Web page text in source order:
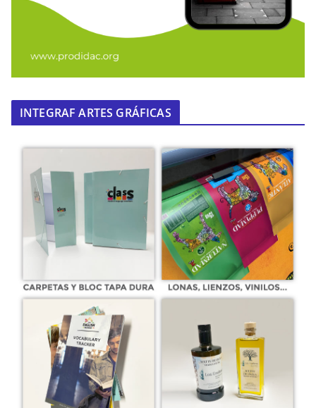
INTEGRAF ARTES GRÁFICAS